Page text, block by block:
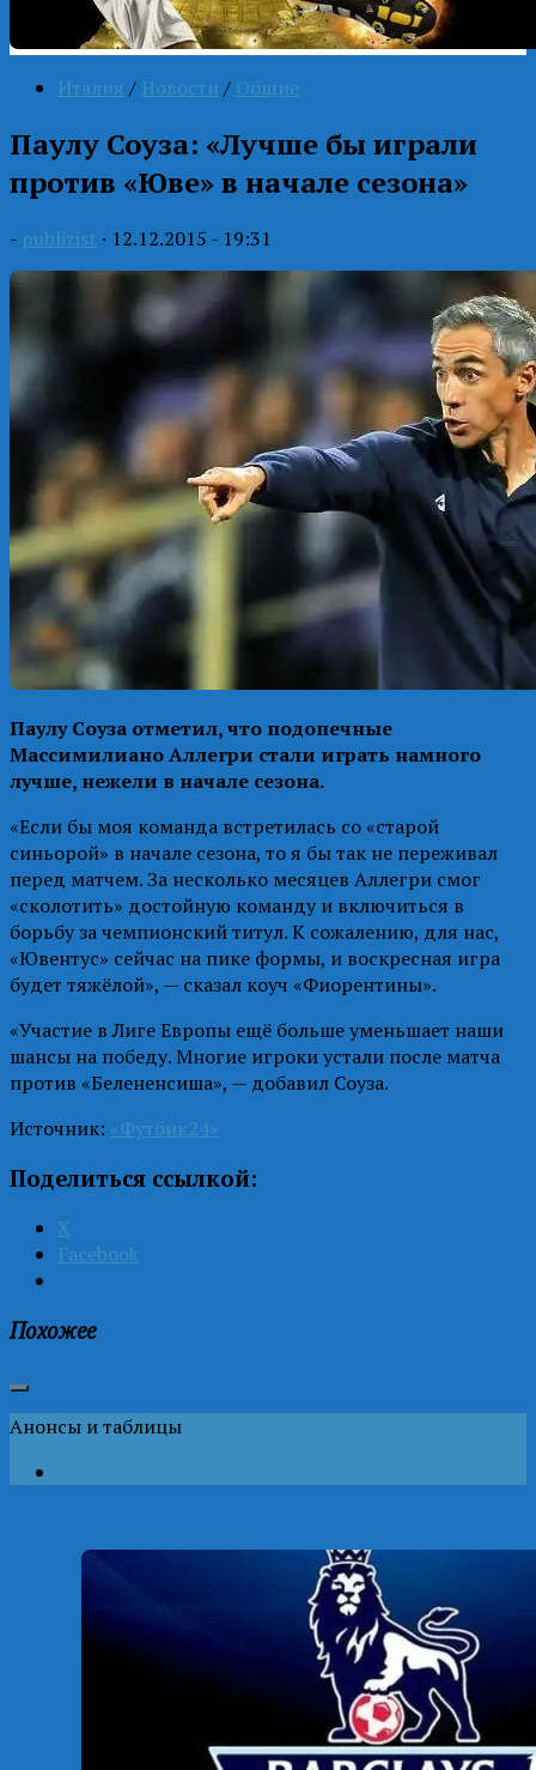
Италия / Новости / Общие
Паулу Соуза: «Лучше бы играли
против «Юве» в начале сезона»
- publizist · 12.12.2015 - 19:31
Паулу Соуза отметил, что подопечные
Массимилиано Аллегри стали играть намного
лучше, нежели в начале сезона.
«Если бы моя команда встретилась со «старой
синьорой» в начале сезона, то я бы так не переживал
перед матчем. За несколько месяцев Аллегри смог
«сколотить» достойную команду и включиться в
борьбу за чемпионский титул. К сожалению, для нас,
«Ювентус» сейчас на пике формы, и воскресная игра
будет тяжёлой», — сказал коуч «Фиорентины».
«Участие в Лиге Европы ещё больше уменьшает наши
шансы на победу. Многие игроки устали после матча
против «Белененсиша», — добавил Соуза.
Источник: «Футбик24»
Поделиться ссылкой:
X
Facebook
Похожее
Анонсы и таблицы